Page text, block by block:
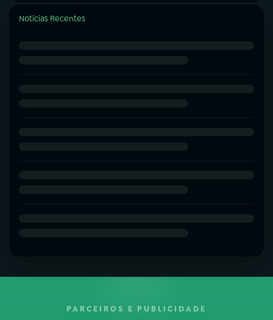
Notícias Recentes
PARCEIROS E PUBLICIDADE